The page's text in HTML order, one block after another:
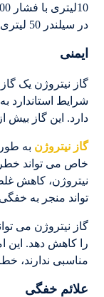
در سیلندر 50 لیتری با فشار 200 بار موجود میباشد.
ایمنی
گاز نیتروژن یک
دارد. این گاز بیش از 78 درصد از جو زمین را تشکیل
گاز نیتروژن به
خاص می تواند
نیتروژن، کاهش
تواند منجر به
گاز نیتروژن می
را کاهش دهد. این
مناسبی ندارند،
علائم خفگی